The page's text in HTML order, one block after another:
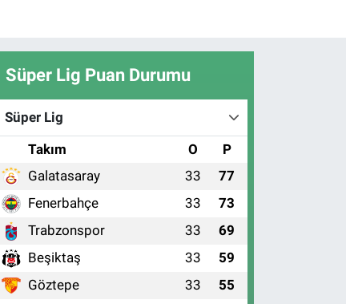
Süper Lig Puan Durumu
Süper Lig
Takım O P
Galatasaray 33 77
Fenerbahçe 33 73
Trabzonspor 33 69
Beşiktaş 33 59
Göztepe 33 55